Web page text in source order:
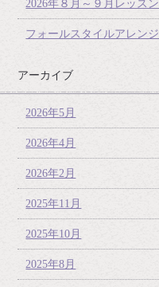
2026年８月～９月レッス
フォールスタイルアレン
アーカイブ
2026年5月
2026年4月
2026年2月
2025年11月
2025年10月
2025年8月